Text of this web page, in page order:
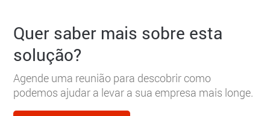
Quer saber mais sobre esta
solução?
Agende uma reunião para descobrir como
podemos ajudar a levar a sua empresa mais longe.